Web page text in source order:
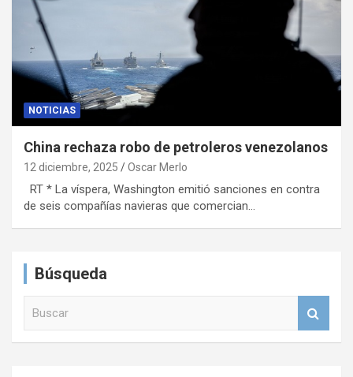
NOTICIAS
China rechaza robo de petroleros venezolanos
12 diciembre, 2025 Oscar Merlo
RT * La víspera, Washington emitió sanciones en contra
de seis compañías navieras que comercian…
Búsqueda